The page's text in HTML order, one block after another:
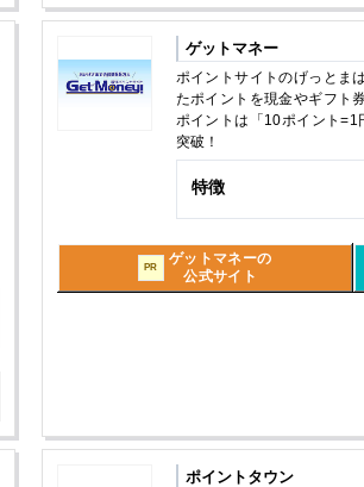
ゲットマネー
ポイントサイトのげっとま
たポイントを現金やギフト
ポイントは「10ポイント=1
突破！
特徴
PR
ゲットマネーの
公式サイト
ポイントタウン